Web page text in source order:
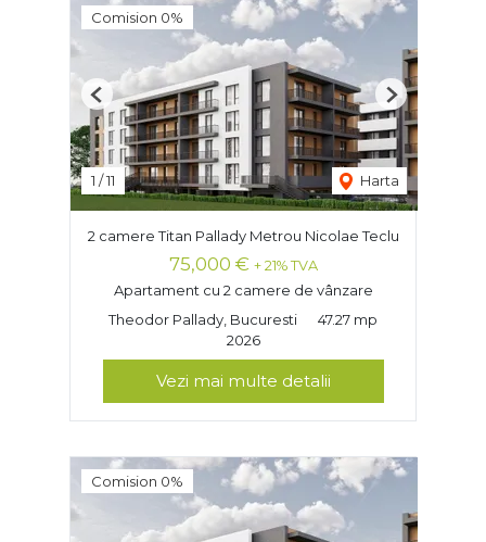
Comision 0%
1 /11 Harta
Previous Next
2 camere Titan Pallady Metrou Nicolae Teclu
75,000 € + 21% TVA
Apartament cu 2 camere de vânzare
Theodor Pallady, Bucuresti
47.27 mp
2026
Vezi mai multe detalii
Comision 0%